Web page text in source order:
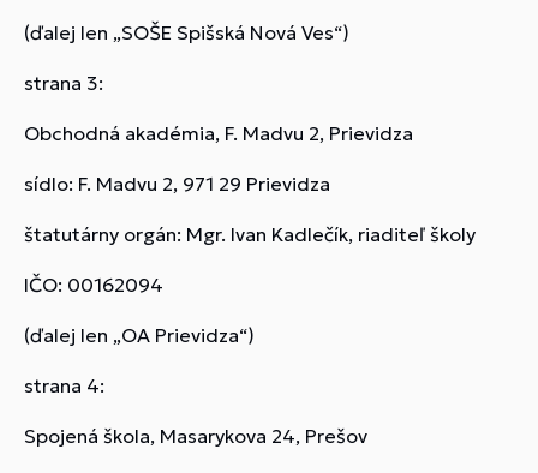
(ďalej len „SOŠE Spišská Nová Ves“)
strana 3:
Obchodná akadémia, F. Madvu 2, Prievidza
sídlo: F. Madvu 2, 971 29 Prievidza
štatutárny orgán: Mgr. Ivan Kadlečík, riaditeľ školy
IČO: 00162094
(ďalej len „OA Prievidza“)
strana 4:
Spojená škola, Masarykova 24, Prešov